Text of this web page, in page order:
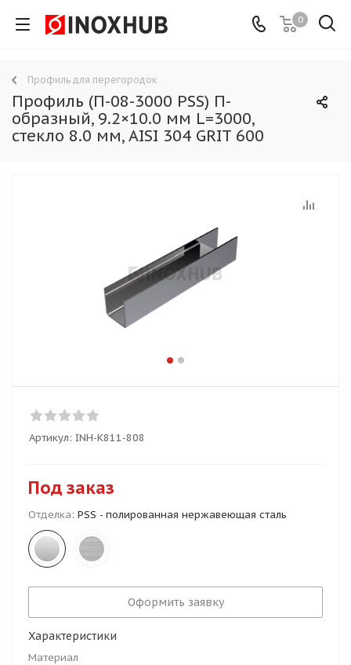
0
Профиль для перегородок
Профиль (П-08-3000 PSS) П-
образный, 9.2×10.0 мм L=3000,
стекло 8.0 мм, AISI 304 GRIT 600
Артикул: INH-K811-808
Под заказ
Отделка: PSS - полированная нержавеющая сталь
Оформить заявку
Характеристики
Материал